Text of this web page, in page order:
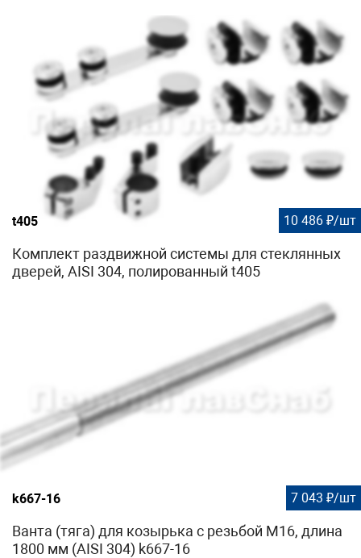
t405 10 486 ₽/шт
Комплект раздвижной системы для стеклянных
дверей, AISI 304, полированный t405
k667-16 7 043 ₽/шт
Ванта (тяга) для козырька с резьбой М16, длина
1800 мм (AISI 304) k667-16